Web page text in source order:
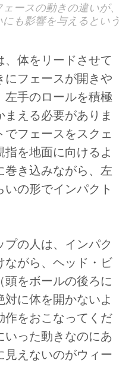
ースの動きの違いが、
も影響を与えるという
、体をリードさせて
にフェースが開きや
左手のロールを積極
える必要がありま
フェースをスクェ
を地面に向けるよ
巻き込みながら、左
の形でインパクト
プの人は、インパク
ながら、ヘッド・ビ
をボールの後ろに
に体を開かないよ
作をおこなってくだ
いった動きなのにあ
見えないのがウィー